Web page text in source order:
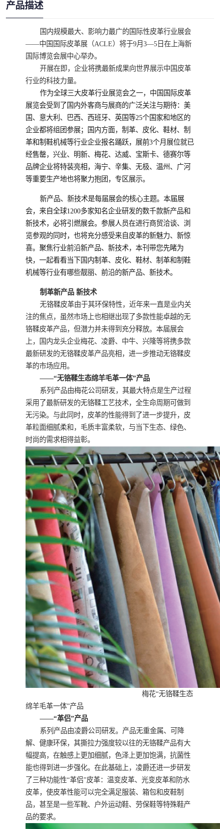
产品描述
国内规模最大、影响力最广的国际性皮革行业展会
——中国国际皮革展（ACLE）将于9月3—5日在上海新
国际博览会展中心举办。
开展在即，企业将携最新成果向世界展示中国皮革
行业的科技力量。
作为全球三大皮革行业展览会之一，中国国际皮革
展览会受到了国内外客商与展商的广泛关注与期待：美
国、意大利、巴西、西班牙、英国等25个国家和地区的
企业都将组团参展；
国内方面，制革、皮化、鞋材、制
革和制鞋机械等行业企业报名踊跃， 展前3个月展位就已
经售罄，兴业、明新、梅花、达威、宝斯卡、德赛尔等
品牌企业将特装亮相，海宁、辛集、无极、温州、广河
等重要生产地也将聚力抱团，专区展示。
新产品、新技术是每届展会的核心主题。本届展
会，来自全球1200多家知名企业研发的数千款新产品和
新技术，必将引燃展会。参展人员在进行商贸洽谈、浏
览参观的同时，也将充分感受来自皮革的新魅力、新惊
喜。聚焦行业前沿新产品、新技术，本刊带您先睹为
快， 一起看看当下国内制革、皮化、鞋材、制革和制鞋
机械等行业有哪些靓丽、前沿的新产品、新技术。
制革新产品 新技术
无铬鞣皮革由于其环保特性，近年来一直是业内关
注的焦点，虽然市场上也相继出现了多款性能卓越的无
铬鞣皮革产品，但潜力并未得到充分释放。本届展会
上，国内龙头企业梅花、凌爵、中牛、兴隆等将携多款
最新研发的无铬鞣皮革产品亮相，进一步推动无铬鞣皮
革的市场应用。
——“无铬鞣生态绵羊毛革一体”产品
系列产品由梅花公司研发，其最大特点是生产过程
采用了最新研发的无铬鞣工艺技术，全生命周期可做到
无污染。与此同时，皮革的性能得到了进一步提升，皮
革粒面细腻柔和，毛质丰富柔软，与当下生态、绿色、
时尚的需求相得益彰。
梅花“无铬鞣生态
绵羊毛革一体”产品
——“革侣”产品
系列产品由凌爵公司研发。产品无重金属、可降
解、健康环保，其撕拉力强度较以往的无铬鞣产品有大
幅提高，在触感上更加细腻，色泽上更加饱满，抗菌性
能也得到进一步强化。在此基础上，凌爵还进一步研发
了三种功能性“革侣”皮革：温变皮革、光变皮革和防水
皮革，使皮革性能可以完全满足服装、箱包和皮鞋制
品，甚至是一些军靴、户外运动鞋、劳保鞋等特殊鞋产
品的要求。